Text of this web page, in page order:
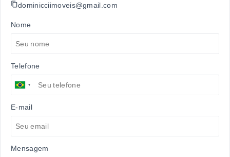
dominicciimoveis@gmail.com
Nome
Telefone
E-mail
Mensagem